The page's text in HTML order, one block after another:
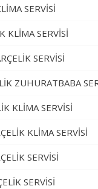
SERVİSİ
KLİMA SERVİSİ
SERVİSİ
ZUHURATBABA
KLİMA SERVİSİ
KLİMA SERVİSİ
SERVİSİ
SERVİSİ